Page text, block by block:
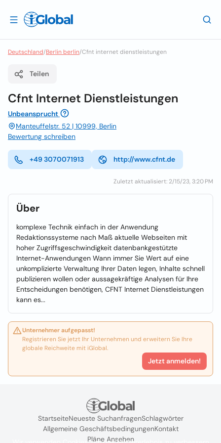
Deutschland/Berlin berlin/Cfnt internet dienstleistungen
Teilen
Cfnt Internet Dienstleistungen
Unbeansprucht
Manteuffelstr. 52 | 10999, Berlin
Bewertung schreiben
+49 3070071913 http://www.cfnt.de
Zuletzt aktualisiert: 2/15/23, 3:20 PM
Über
komplexe Technik einfach in der Anwendung
Redaktionssysteme nach Maß aktuelle Webseiten mit
hoher Zugriffsgeschwindigkeit datenbankgestützte
Internet-Anwendungen Wann immer Sie Wert auf eine
unkomplizierte Verwaltung Ihrer Daten legen, Inhalte schnell
publizieren wollen oder aussagekräftige Analysen für Ihre
Entscheidungen benötigen, CFNT Internet Dienstleistungen
kann es...
Unternehmer aufgepasst!
Registrieren Sie jetzt Ihr Unternehmen und erweitern Sie Ihre
globale Reichweite mit iGlobal.
Jetzt anmelden!
StartseiteNeueste SuchanfragenSchlagwörter
Allgemeine GeschäftsbedingungenKontakt
Pläne Ansehen